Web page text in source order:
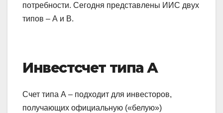
потребности. Сегодня представлены ИИС двух
типов – А и В.
Инвестсчет типа А
Счет типа А – подходит для инвесторов,
получающих официальную («белую»)